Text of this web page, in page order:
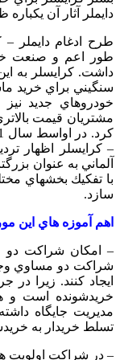
دايملر آثار آن
طرح ادغام دايملر –
طور اعم و صنعت
داشت. كرايسلر به
سنگيني براي خريد
خودروهاي جديد نيز
مشتريان قيمت
– كرايسلر اظهار
آلماني به عنوان
با تفكيك بخشهاي
سازد.
اهم آموزه هاي اين
– امكان شراكت دو
شراكت دو مساوي
ايجاد كنند. زيرا
خريدشونده است و
مديريت جايگاه
تسلط خريدار به
– در شراكت اولويت